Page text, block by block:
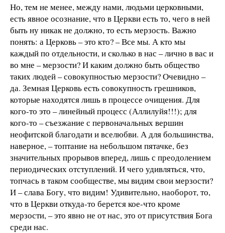
Но, тем не менее, между нами, людьми церковными,
есть явное осознание, что в Церкви есть то, чего в ней
быть ну никак не должно, то есть мерзость. Важно
понять: а Церковь – это кто? – Все мы. А кто мы
каждый по отдельности, и сколько в нас – лично в вас и
во мне – мерзости? И каким должно быть общество
таких людей – совокупностью мерзости? Очевидно –
да. Земная Церковь есть совокупность грешников,
которые находятся лишь в процессе очищения. Для
кого-то это – линейный процесс (Аллилуйя!!!); для
кого-то – съезжание с первоначальных вершин
неофитской благодати и вселюбви. А для большинства,
наверное, – топтание на небольшом пятачке, без
значительных прорывов вперед, лишь с преодолением
периодических отступлений. И чего удивляться, что,
топчась в таком сообществе, мы видим свои мерзости?
И – слава Богу, что видим! Удивительно, наоборот, то,
что в Церкви откуда-то берется кое-что кроме
мерзости, – это явно не от нас, это от присутствия Бога
среди нас.